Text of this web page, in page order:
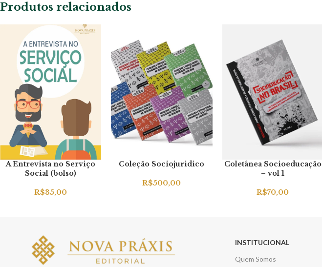
Produtos relacionados
A Entrevista no Serviço
Social (bolso)
R$35,00
Coleção Sociojuridico
R$500,00
Coletânea Socioeducação
– vol 1
R$70,00
INSTITUCIONAL
Quem Somos